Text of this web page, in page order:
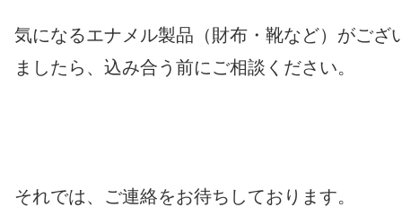
気になるエナメル製品（財布・靴など）がござ
ましたら、込み合う前にご相談ください。
それでは、ご連絡をお待ちしております。